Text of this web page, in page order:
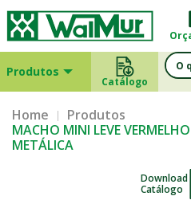
Produtos
Catálogo
Home
Produtos
MACHO MINI LEVE
METÁLICA
Download
Catálogo